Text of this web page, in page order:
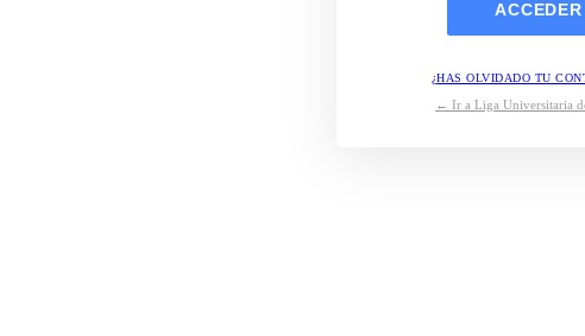
¿HAS OLVIDADO TU
← Ir a Liga Universitaria